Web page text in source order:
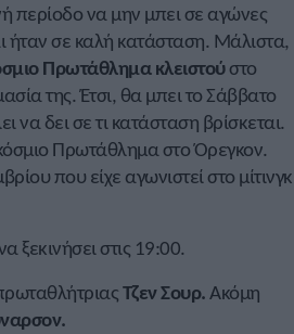
περίοδο να μην μπει σε αγώνες
ήταν σε καλή κατάσταση. Μάλιστα,
Πρωτάθλημα κλειστούστο
της. Έτσι, θα μπει το Σάββατο
να δει σε τι κατάσταση βρίσκεται.
Πρωτάθλημα στο Όρεγκον.
που είχε αγωνιστεί στο μίτινγκ
ξεκινήσει στις 19:00.
Τζεν Σουρ.Ακόμη